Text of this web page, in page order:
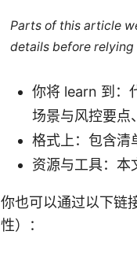
Parts of this article
details before relying
你将 learn 到：
场景与风控要点
格式上：包含清
资源与工具：本
你也可以通过以下链
性）：